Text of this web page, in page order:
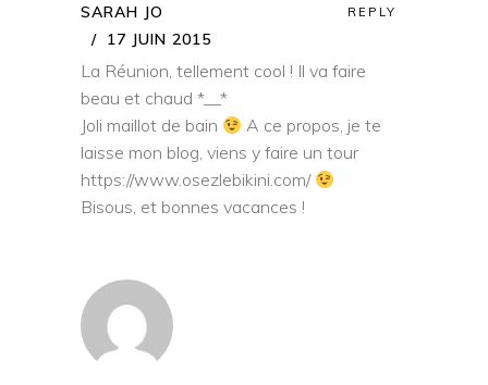
SARAH JO
17 JUIN 2015
REPLY
La Réunion, tellement cool ! Il va faire
beau et chaud *__*
Joli maillot de bain
A ce propos, je te
laisse mon blog, viens y faire un tour
https://www.osezlebikini.com/
Bisous, et bonnes vacances !